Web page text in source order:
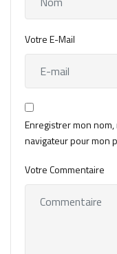
Votre E-Mail
Enregistrer mon
navigateur pour mon
Votre Commentaire